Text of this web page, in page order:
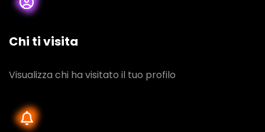
Chi ti visita
Visualizza chi ha visitato il tuo profilo